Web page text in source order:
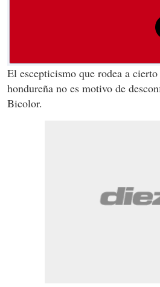
El escepticismo que rodea a
hondureña no es motivo de
Bicolor.